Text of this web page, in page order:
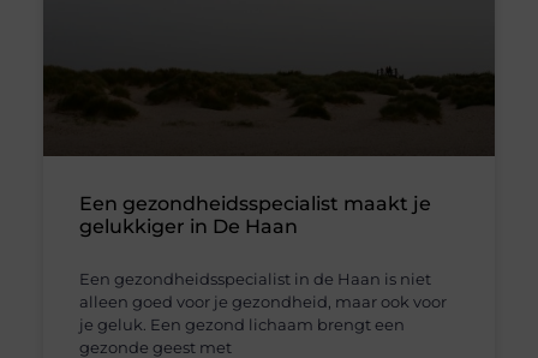
Een gezondheidsspecialist maakt je
gelukkiger in De Haan
Een gezondheidsspecialist in de Haan is niet
alleen goed voor je gezondheid, maar ook voor
je geluk. Een gezond lichaam brengt een
gezonde geest met